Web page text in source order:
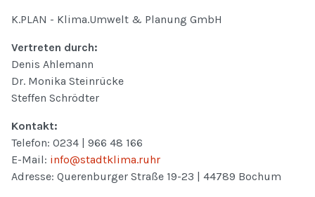
K.PLAN - Klima.Umwelt & Planung GmbH
Vertreten durch:
Denis Ahlemann
Dr. Monika Steinrücke
Steffen Schrödter
Kontakt:
Telefon: 0234 | 966 48 166
E-Mail: info@stadtklima.ruhr
Adresse: Querenburger Straße 19-23 | 44789 Bochum